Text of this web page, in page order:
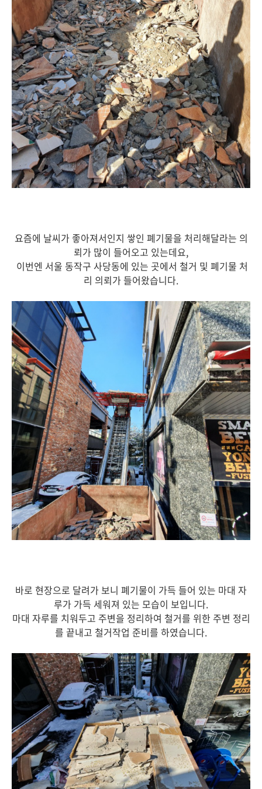
요즘에 날씨가 좋아져서인지 쌓인 폐기물을 처리해달라는 의
뢰가 많이 들어오고 있는데요,
이번엔 서울 동작구 사당동에 있는 곳에서 철거 및 폐기물 처
리 의뢰가 들어왔습니다.
바로 현장으로 달려가 보니 폐기물이 가득 들어 있는 마대 자
루가 가득 세워져 있는 모습이 보입니다.
마대 자루를 치워두고 주변을 정리하여 철거를 위한 주변 정리
를 끝내고 철거작업 준비를 하였습니다.